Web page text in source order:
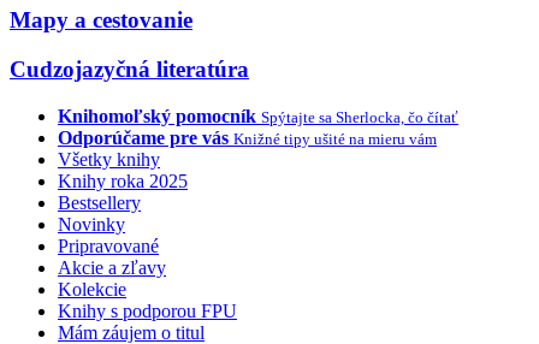
Mapy a cestovanie
Cudzojazyčná literatúra
Knihomoľský pomocník Spýtajte sa Sherlocka, čo čítať
Odporúčame pre vás Knižné tipy ušité na mieru vám
Všetky knihy
Knihy roka 2025
Bestsellery
Novinky
Pripravované
Akcie a zľavy
Kolekcie
Knihy s podporou FPU
Mám záujem o titul